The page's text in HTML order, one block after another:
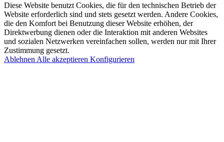
Diese Website benutzt Cookies, die für den technischen Betrieb der
Website erforderlich sind und stets gesetzt werden. Andere Cookies,
die den Komfort bei Benutzung dieser Website erhöhen, der
Direktwerbung dienen oder die Interaktion mit anderen Websites
und sozialen Netzwerken vereinfachen sollen, werden nur mit Ihrer
Zustimmung gesetzt.
Ablehnen Alle akzeptieren Konfigurieren